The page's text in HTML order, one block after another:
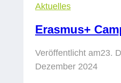
Aktuelles
Erasmus+
Veröffentlicht am23.
Dezember 2024